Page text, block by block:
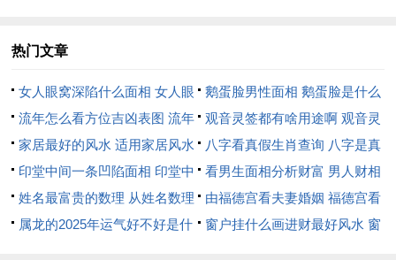
对症之法，此黑曜石器由羊驼背负财禄构成，寓意财富满载，羊
之姿守住正财，抵御劫财之侵夺。
印星化刃为青年属马者（18-28岁）提供了学业与初入职场的缓
冲带，将劫财的锐气转化为学习的动力，以初生牛犊之姿，此年
龄段最怕眼高手低，比劫夺财往往体现在过度消费、盲目攀比上
热门文章
女人眼窝深陷什么面相 女人眼
窝深陷是短命相吗
鹅蛋脸男性面相 鹅蛋脸是什么
脸型男性
流年怎么看方位吉凶表图 流年
位置怎么看
观音灵签都有啥用途啊 观音灵
签全部签签词
家居最好的风水 适用家居风水
八字看真假生肖查询 八字是真
还是假
印堂中间一条凹陷面相 印堂中
间有条线沟好不好
看男生面相分析财富 男人财相
从哪里看
姓名最富贵的数理 从姓名数理
看富豪
由福德宫看夫妻婚姻 福德宫看
配偶生肖
属龙的2025年运气好不好是什
窗户挂什么画进财最好风水 窗